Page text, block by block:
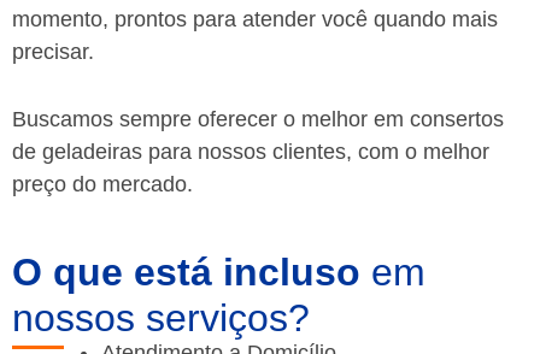
momento, prontos para atender você quando mais
precisar.
Buscamos sempre oferecer o melhor em consertos
de geladeiras para nossos clientes, com o melhor
preço do mercado.
O que está incluso em
nossos serviços?